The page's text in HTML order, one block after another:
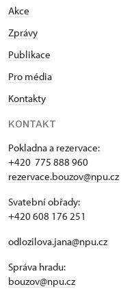
Akce
Zprávy
Publikace
Pro média
Kontakty
KONTAKT
Pokladna a rezervace:
+420 775 888 960
rezervace.bouzov@npu.cz
Svatební obřady:
+420 608 176 251
odlozilova.jana@npu.cz
Správa hradu:
bouzov@npu.cz